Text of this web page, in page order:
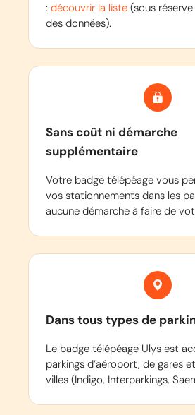
: découvrir la liste (sous
des données).
Sans coût ni démarche
supplémentaire
Votre badge télépéage vous
vos stationnements dans les
aucune démarche à faire de
Dans tous types de
Le badge télépéage Ulys est
parkings d’aéroport, de gares
villes (Indigo, Interparkings,